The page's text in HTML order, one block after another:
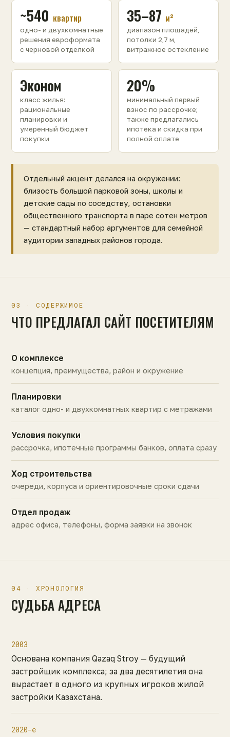
~540 квартир
одно- и двухкомнатные
решения евроформата
с черновой отделкой
35–87 м²
диапазон площадей,
потолки 2,7 м,
витражное остекление
Эконом
класс жилья:
рациональные
планировки и
умеренный бюджет
покупки
20%
минимальный первый
взнос по рассрочке;
также предлагались
ипотека и скидка при
полной оплате
Отдельный акцент делался на окружении:
близость большой парковой зоны, школы и
детские сады по соседству, остановки
общественного транспорта в паре сотен метров
— стандартный набор аргументов для семейной
аудитории западных районов города.
03 · СОДЕРЖИМОЕ
ЧТО ПРЕДЛАГАЛ САЙТ ПОСЕТИТЕЛЯМ
О комплексе
концепция, преимущества, район и окружение
Планировки
каталог одно- и двухкомнатных квартир с метражами
Условия покупки
рассрочка, ипотечные программы банков, оплата сразу
Ход строительства
очереди, корпуса и ориентировочные сроки сдачи
Отдел продаж
адрес офиса, телефоны, форма заявки на звонок
04 · ХРОНОЛОГИЯ
СУДЬБА АДРЕСА
2003
Основана компания Qazaq Stroy — будущий
застройщик комплекса; за два десятилетия она
вырастает в одного из крупных игроков жилой
застройки Казахстана.
2020-е